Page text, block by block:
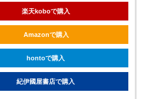
楽天koboで購入
Amazonで購入
hontoで購入
紀伊國屋書店で購入